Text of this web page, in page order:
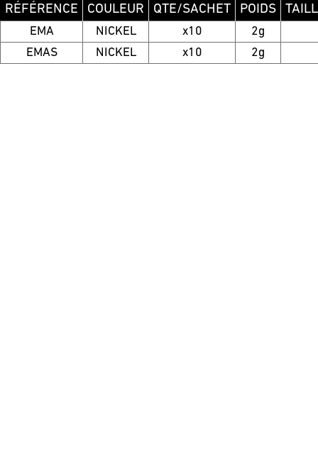
RÉFÉRENCE COULEUR QTE/SACHET POIDS
EMA NICKEL x10
2g
EMAS
NICKEL x10 2g